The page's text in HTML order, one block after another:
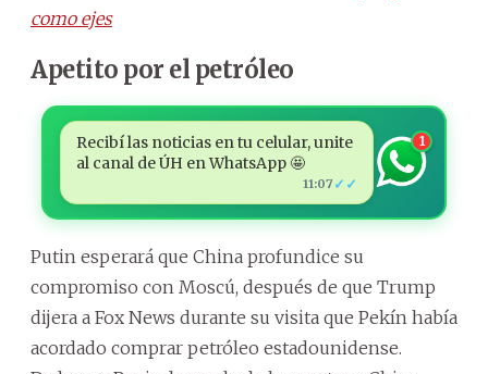
como ejes
Apetito por el petróleo
Recibí las noticias en tu celular, unite
al canal de ÚH en WhatsApp 🤩
11:07 ✓✓
1
Putin esperará que China profundice su
compromiso con Moscú, después de que Trump
dijera a Fox News durante su visita que Pekín había
acordado comprar petróleo estadounidense.